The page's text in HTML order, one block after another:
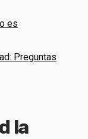
es
Preguntas
la